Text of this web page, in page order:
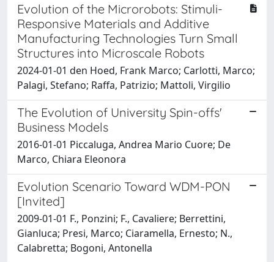
Evolution of the Microrobots: Stimuli-
Responsive Materials and Additive
Manufacturing Technologies Turn Small
Structures into Microscale Robots
2024-01-01 den Hoed, Frank Marco; Carlotti, Marco;
Palagi, Stefano; Raffa, Patrizio; Mattoli, Virgilio
The Evolution of University Spin-offs'
Business Models
2016-01-01 Piccaluga, Andrea Mario Cuore; De
Marco, Chiara Eleonora
Evolution Scenario Toward WDM-PON
[Invited]
2009-01-01 F., Ponzini; F., Cavaliere; Berrettini,
Gianluca; Presi, Marco; Ciaramella, Ernesto; N.,
Calabretta; Bogoni, Antonella